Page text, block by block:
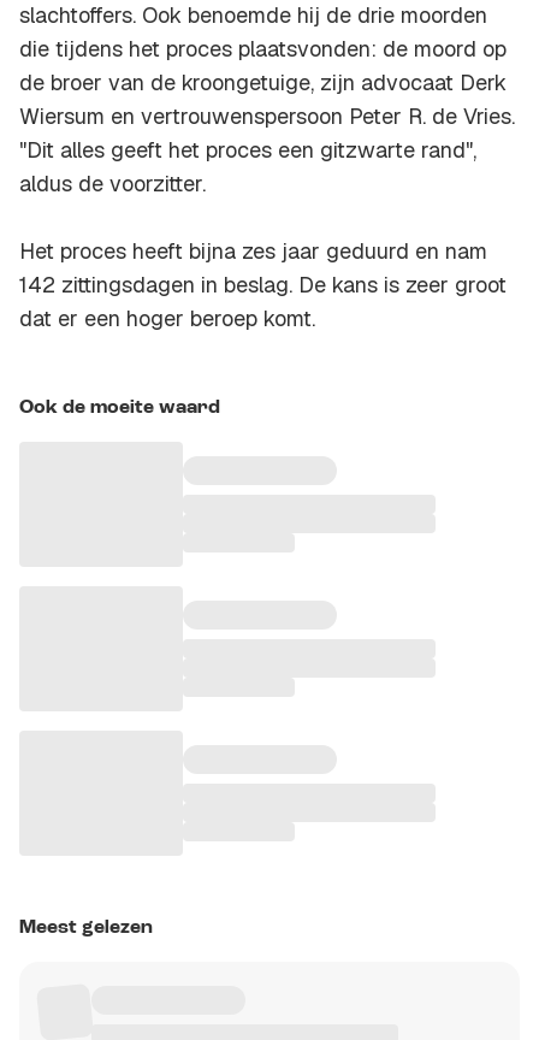
slachtoffers. Ook benoemde hij de drie moorden
die tijdens het proces plaatsvonden: de moord op
de broer van de kroongetuige, zijn advocaat Derk
Wiersum en vertrouwenspersoon Peter R. de Vries.
"Dit alles geeft het proces een gitzwarte rand",
aldus de voorzitter.
Het proces heeft bijna zes jaar geduurd en nam
142 zittingsdagen in beslag. De kans is zeer groot
dat er een hoger beroep komt.
Ook de moeite waard
Meest gelezen